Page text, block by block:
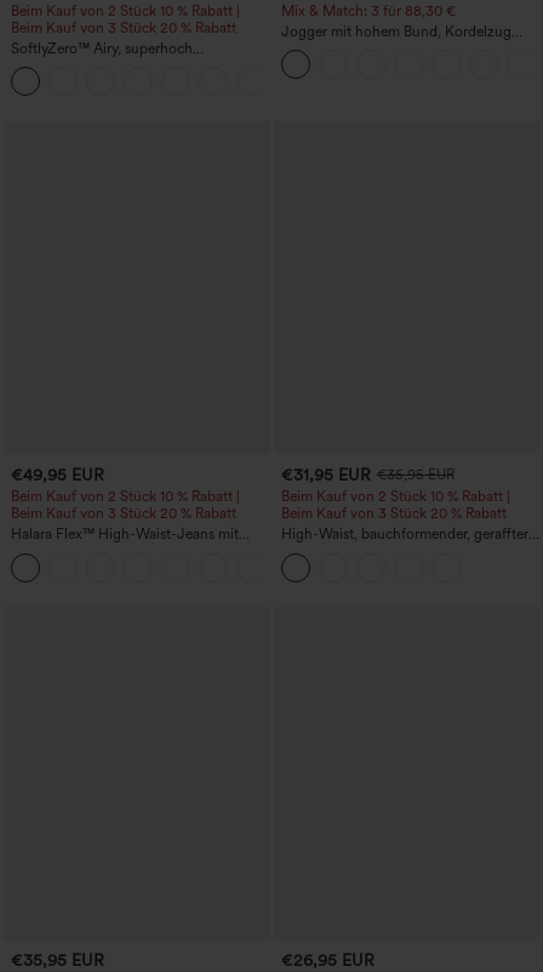
Beim Kauf von 2 Stück 10 % Rabatt |
Beim Kauf von 3 Stück 20 % Rabatt
SoftlyZero™ Airy, superhoch
geschnittene 2-in-1 InstantCool Yoga-
Shorts 7" mit Taschen
Mix & Match: 3 für 88,30 €
Jogger mit hohem Bund, Kordelzug
und Raffung, schmal zulaufend,
schnelltrocknend mit kühlendem Griff,
mit Taschen - UPF40+
€49,95 EUR
Beim Kauf von 2 Stück 10 % Rabatt |
Beim Kauf von 3 Stück 20 % Rabatt
Halara Flex™ High-Waist-Jeans mit
Bauchkontrolle, weitem Bein und
Taschen
€31,95 EUR €35,95 EUR
Beim Kauf von 2 Stück 10 % Rabatt |
Beim Kauf von 3 Stück 20 % Rabatt
High-Waist, bauchformender, geraffter
Midirock mit geschwungenem Saum, 2-
in-1 Fleece/PU, lässig
€35,95 EUR €26,95 EUR